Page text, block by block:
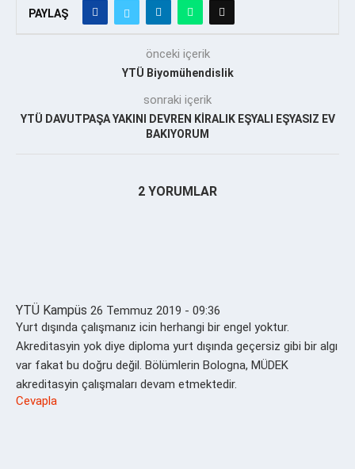
PAYLAŞ
önceki içerik
YTÜ Biyomühendislik
sonraki içerik
YTÜ DAVUTPAŞA YAKINI DEVREN KİRALIK EŞYALI EŞYASIZ EV
BAKIYORUM
2 YORUMLAR
YTÜ Kampüs 26 Temmuz 2019 - 09:36
Yurt dışında çalışmanız icin herhangi bir engel yoktur.
Akreditasyin yok diye diploma yurt dışında geçersiz gibi bir algı
var fakat bu doğru değil. Bölümlerin Bologna, MÜDEK
akreditasyin çalışmaları devam etmektedir.
Cevapla